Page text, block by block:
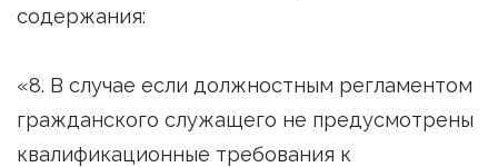
содержания:
«8. В случае если должностным регламентом
гражданского служащего не предусмотрены
квалификационные требования к